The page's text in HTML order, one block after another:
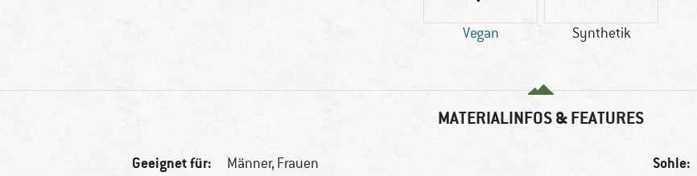
Vegan Synthetik
MATERIALINFOS & FEATURES
Geeignet für: Männer, Frauen Sohle: